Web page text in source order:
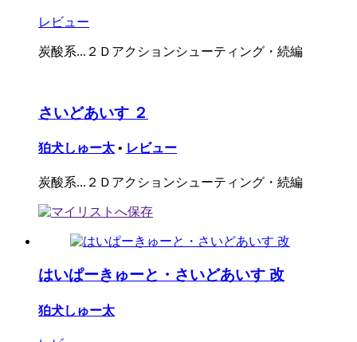
レビュー
炭酸系...２Ｄアクションシューティング・続編
さいどあいす ２
狛犬しゅー太 • レビュー
炭酸系...２Ｄアクションシューティング・続編
はいぱーきゅーと・さいどあいす 改
狛犬しゅー太